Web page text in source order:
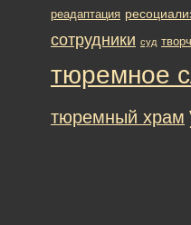
реадаптация
сотрудники суд
тюремное
тюремный храм